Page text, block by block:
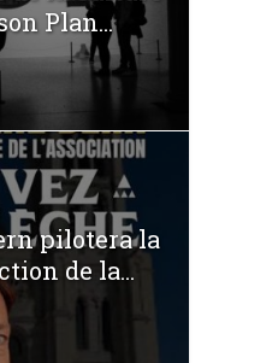
Plan...
pilotera la
de la...